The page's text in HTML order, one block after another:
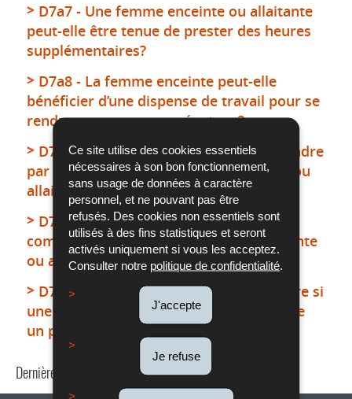
Ce site utilise des cookies essentiels
nécessaires à son bon fonctionnement,
sans usage de données à caractère
personnel, et ne pouvant pas être
refusés. Des cookies non essentiels sont
utilisés à des fins statistiques et seront
activés uniquement si vous les acceptez.
Consulter notre politique de confidentialité
J'accepte
Je refuse
D7a7 - Une femme enceinte ou allaitante
peut-elle être tenue de prester des heures
supplémentaires?
D7a8 - La femme enceinte peut-elle
bénéficier d’une dispense de travail pour se
rendre aux examens prénataux?
D7a9 - Quelles sont les mesures à prendre
par l’employeur si une femme enceinte ou
allaitante occupe un poste dangereux?
D7a10 - Quels travaux sont à qualifier
comme dangereux pour la femme enceinte
ou allaitante?
D7a11 - Quelles mesures sont à prendre si
une femme enceinte ou allaitante occupe
un poste dangereux?
Dernière mise à jour 13/06/2019